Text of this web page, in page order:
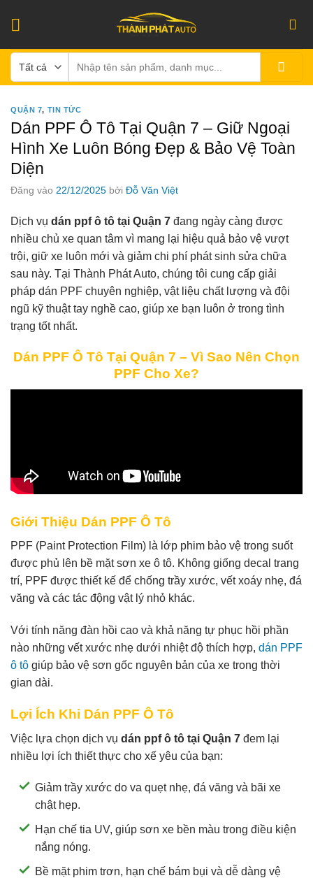
kiếm:
QUẬN 7, TIN TỨC
Dán PPF Ô Tô Tại Quận 7 – Giữ Ngoại
Hình Xe Luôn Bóng Đẹp & Bảo Vệ Toàn
Diện
Đăng vào 22/12/2025 bởi Đỗ Văn Việt
Dịch vụ dán ppf ô tô tại Quận 7 đang ngày càng được
nhiều chủ xe quan tâm vì mang lại hiệu quả bảo vệ vượt
trội, giữ xe luôn mới và giảm chi phí phát sinh sửa chữa
sau này. Tại Thành Phát Auto, chúng tôi cung cấp giải
pháp dán PPF chuyên nghiệp, vật liệu chất lượng và đội
ngũ kỹ thuật tay nghề cao, giúp xe bạn luôn ở trong tình
trạng tốt nhất.
Dán PPF Ô Tô Tại Quận 7 – Vì Sao Nên Chọn
PPF Cho Xe?
Giới Thiệu Dán PPF Ô Tô
PPF (Paint Protection Film) là lớp phim bảo vệ trong suốt
được phủ lên bề mặt sơn xe ô tô. Không giống decal trang
trí, PPF được thiết kế để chống trầy xước, vết xoáy nhẹ, đá
văng và các tác động vật lý nhỏ khác.
Với tính năng đàn hồi cao và khả năng tự phục hồi phần
nào những vết xước nhẹ dưới nhiệt độ thích hợp, dán PPF
ô tô giúp bảo vệ sơn gốc nguyên bản của xe trong thời
gian dài.
Lợi Ích Khi Dán PPF Ô Tô
Việc lựa chọn dịch vụ dán ppf ô tô tại Quận 7 đem lại
nhiều lợi ích thiết thực cho xế yêu của bạn:
Giảm trầy xước do va quẹt nhẹ, đá văng và bãi xe
chật hẹp.
Hạn chế tia UV, giúp sơn xe bền màu trong điều kiện
nắng nóng.
Bề mặt phim trơn, hạn chế bám bụi và dễ dàng vệ